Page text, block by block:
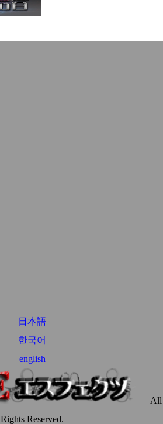
日本語
한국어
english
All
Rights Reserved.